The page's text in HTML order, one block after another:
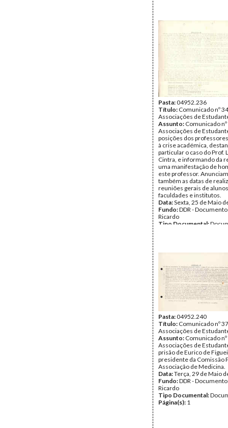
Pasta:04952.236
Título: Comunicado nº
Associações de
Assunto: Comunicado
Associações de
posições dos
à crise académica,
particular o caso do Prof.
Cintra, e informando da
uma manifestação de
este professor.
também as datas de
reuniões gerais de
faculdades e institutos.
Data:Sexta, 25 de Maio
Fundo:DDR -
Ricardo
Tipo Documental:
Pasta:04952.240
Título: Comunicado nº
Associações de
Assunto: Comunicado
Associações de
prisão de Eurico de
presidente da Comissão
Associação de Medicina.
Data:Terça, 29 de Maio
Fundo:DDR -
Ricardo
Tipo Documental:
Página(s): 1